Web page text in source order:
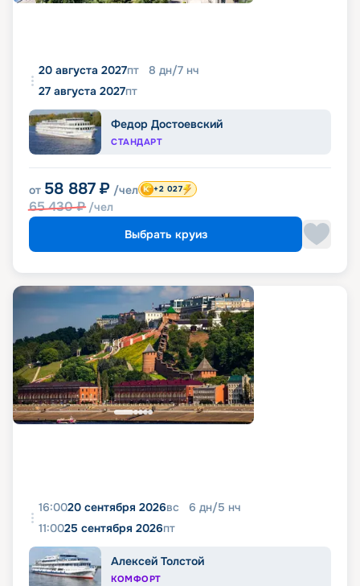
20 августа 2027пт 8 дн/7 нч
27 августа 2027пт
Федор Достоевский
СТАНДАРТ
от 58 887 ₽ /чел
65 430₽ /чел
+2 027
Выбрать круиз
16:0020 сентября 2026вс 6 дн/5 нч
11:0025 сентября 2026пт
Алексей Толстой
КОМФОРТ